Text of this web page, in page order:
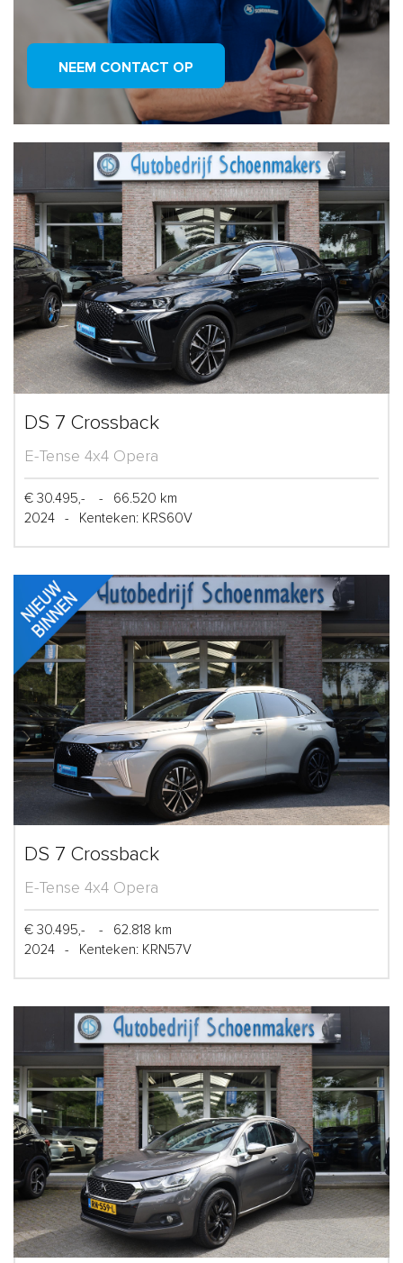
NEEM CONTACT OP
DS 7 Crossback
E-Tense 4x4 Opera
€ 30.495,- -
66.520 km
2024
- Kenteken: KRS60V
DS 7 Crossback
E-Tense 4x4 Opera
€ 30.495,- -
62.818 km
2024
- Kenteken: KRN57V